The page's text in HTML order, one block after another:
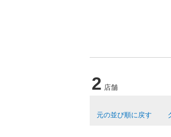
2 店舗
元の並び順に戻す